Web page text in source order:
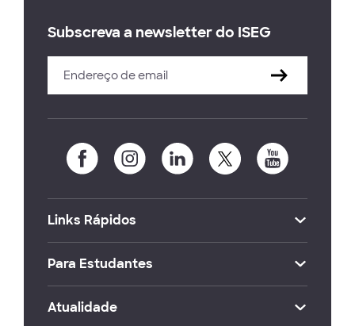
Subscreva a newsletter do ISEG
Links Rápidos
Para Estudantes
Atualidade